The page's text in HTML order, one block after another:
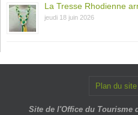
La Tresse Rhodienne
jeudi 18 juin 2026
Plan du site
Site de l'Office du Tourisme